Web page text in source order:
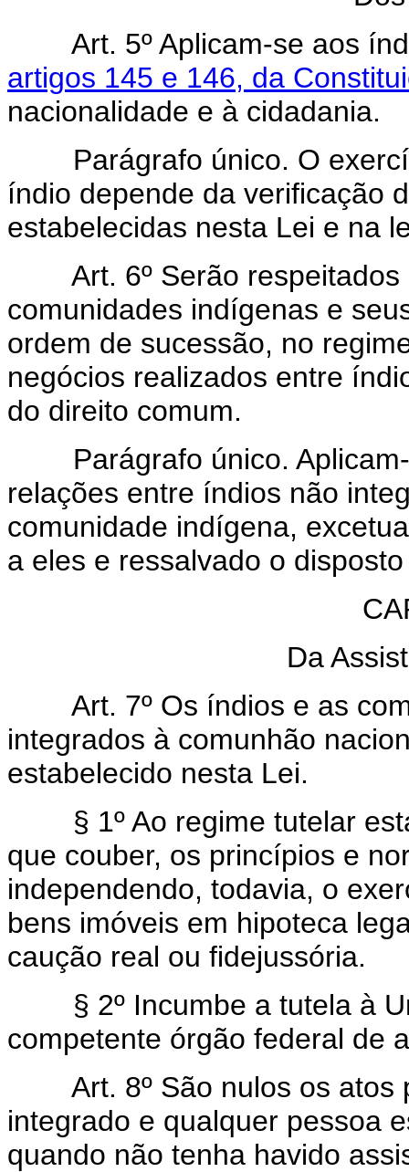
Art. 5º Aplicam-se aos
artigos 145 e 146, da
nacionalidade e à cidadania.
Parágrafo único. O
índio depende da verificação
estabelecidas nesta Lei e na
Art. 6º Serão
comunidades indígenas e
ordem de sucessão, no
negócios realizados entre
do direito comum.
Parágrafo único. Aplicam-
relações entre índios não
comunidade indígena,
a eles e ressalvado o
Da
Art. 7º Os índios e as
integrados à comunhão
estabelecido nesta Lei.
§ 1º Ao regime tutelar
que couber, os princípios e
independendo, todavia, o
bens imóveis em hipoteca
caução real ou fidejussória.
§ 2º Incumbe a tutela à
competente órgão federal de
Art. 8º São nulos os
integrado e qualquer pessoa
quando não tenha havido